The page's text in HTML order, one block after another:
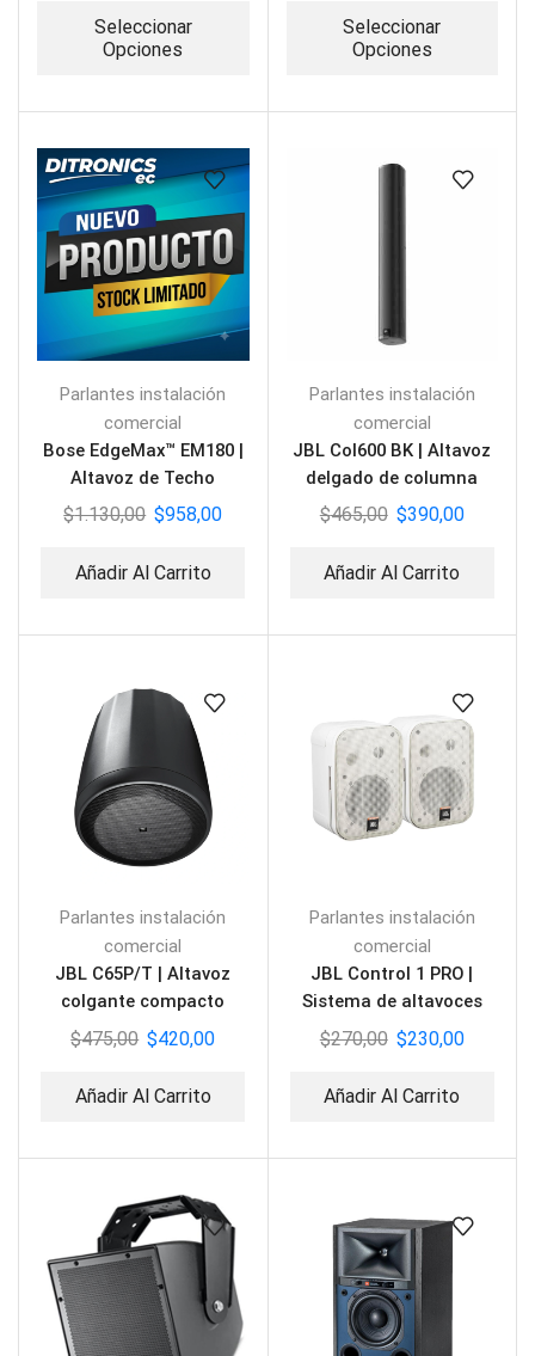
Seleccionar
Opciones
Seleccionar
Opciones
Parlantes instalación
comercial
Bose EdgeMax™ EM180 |
Altavoz de Techo
Premium de 180°
$1.130,00 $958,00
Añadir Al Carrito
Parlantes instalación
comercial
JBL Col600 BK | Altavoz
delgado de columna
$465,00 $390,00
Añadir Al Carrito
Parlantes instalación
comercial
JBL C65P/T | Altavoz
colgante compacto
$475,00 $420,00
Añadir Al Carrito
Parlantes instalación
comercial
JBL Control 1 PRO |
Sistema de altavoces
$270,00 $230,00
Añadir Al Carrito